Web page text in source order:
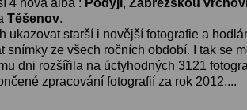
Těšenov.
ukazovat starší i novější fotografie a
snímky ze všech ročních období. I tak se
dni rozšířila na úctyhodných 3121
zpracování fotografií za rok 2012....